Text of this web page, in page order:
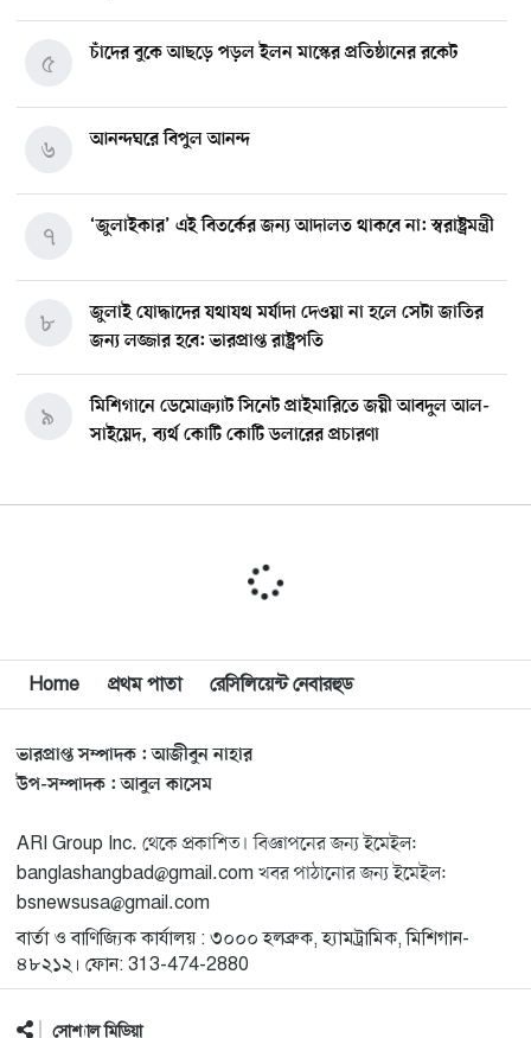
চাঁদের বুকে আছড়ে পড়ল ইলন মাস্কের প্রতিষ্ঠানের রকেট
৫
আনন্দঘরে বিপুল আনন্দ
৬
‘জুলাইকার’ এই বিতর্কের জন্য আদালত থাকবে না: স্বরাষ্ট্রমন্ত্রী
৭
জুলাই যোদ্ধাদের যথাযথ মর্যাদা দেওয়া না হলে সেটা জাতির
জন্য লজ্জার হবে: ভারপ্রাপ্ত রাষ্ট্রপতি
৮
মিশিগানে ডেমোক্র্যাট সিনেট প্রাইমারিতে জয়ী আবদুল আল-
সাইয়েদ, ব্যর্থ কোটি কোটি ডলারের প্রচারণা
৯
মিশিগানে দক্ষিণ সুরমা ওয়েলফেয়ার অ্যাসোসিয়েশনের
১০
বিশ্বজুড়ে কূটনৈতিক পুনর্বিন্যাস, ৫ অঞ্চলে মিশন বন্ধ করছে
মিশিগানে ফ্রেন্ডস এন্ড ফ্যামিলির বনভোজনে প্রাণের উচ্ছ্বাস
১২
মিশিগানে ডেমোক্র্যাটদের প্রাইমারিতে আল-সাইয়েদকে হারাতে
১৩
মুনা দাওয়াহ কনফারেন্স ২০২৬ সম্পর্কে প্রেস ব্রিফিং
১৪
শেখ হাসিনার সঙ্গে সংবাদ সম্মেলনে থাকছেন সাকিব আল
হাসান
১৫
Home প্রথম পাতা রেসিলিয়েন্ট নেবারহুড
ভারপ্রাপ্ত সম্পাদক : আজীবুন নাহার
উপ-সম্পাদক : আবুল কাসেম
ARI Group Inc. থেকে প্রকাশিত। বিজ্ঞাপনের জন্য ইমেইল:
banglashangbad@gmail.com খবর পাঠানোর জন্য ইমেইল:
bsnewsusa@gmail.com
বার্তা ও বাণিজ্যিক কার্যালয় : ৩০০০ হলব্রুক, হ্যামট্রামিক, মিশিগান-
৪৮২১২। ফোন: 313-474-2880
সোশ্যাল মিডিয়া